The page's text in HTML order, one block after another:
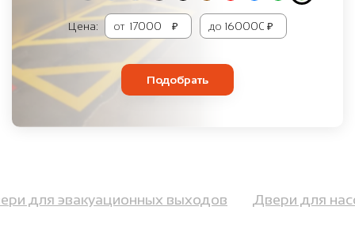
Цена: от ₽ до ₽
Подобрать
для эвакуационных выходов Двери для